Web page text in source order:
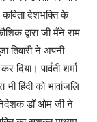
कविता देशभक्ति के
द्वारा जी मैंने राम
तिवारी ने अपनी
पार्वती शर्मा
भी हिंदी को भावांजलि
निदेशक डॉ ओम जी ने